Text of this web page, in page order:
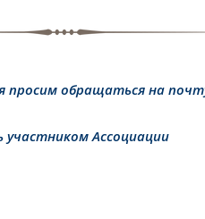
просим обращаться на
Ассоциации